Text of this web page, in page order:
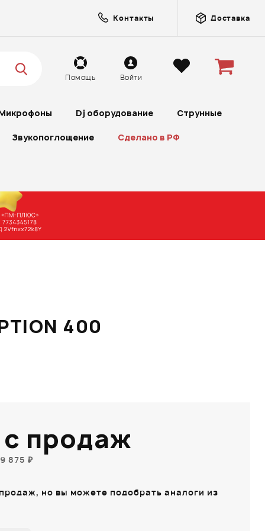
Контакты Доставка
Помощь Войти
Dj оборудование Струнные
Звукопоглощение Сделано в РФ
400
продаж
875 ₽
но вы можете подобрать аналоги из